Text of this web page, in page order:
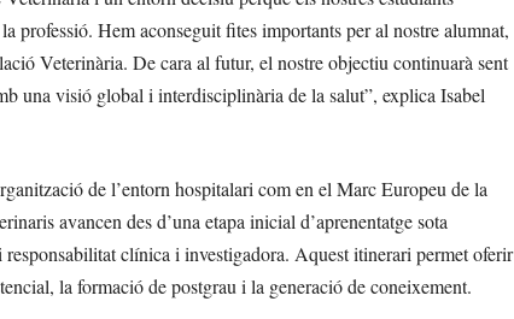
Hem aconseguit fites importants per al nostre alumnat,
Veterinària. De cara al futur, el nostre objectiu continuarà sent
una visió global i interdisciplinària de la salut”, explica Isabel
de l’entorn hospitalari com en el Marc Europeu de la
avancen des d’una etapa inicial d’aprenentatge sota
clínica i investigadora. Aquest itinerari permet oferir
la formació de postgrau i la generació de coneixement.